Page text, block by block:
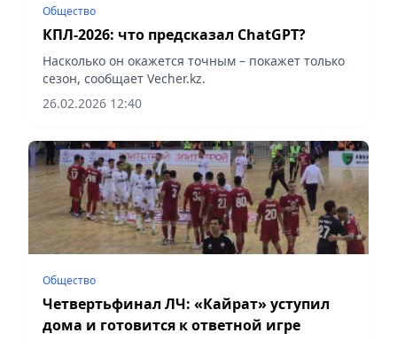
Общество
КПЛ-2026: что предсказал ChatGPT?
Насколько он окажется точным – покажет только
сезон, сообщает Vecher.kz.
26.02.2026 12:40
Общество
Четвертьфинал ЛЧ: «Кайрат» уступил
дома и готовится к ответной игре